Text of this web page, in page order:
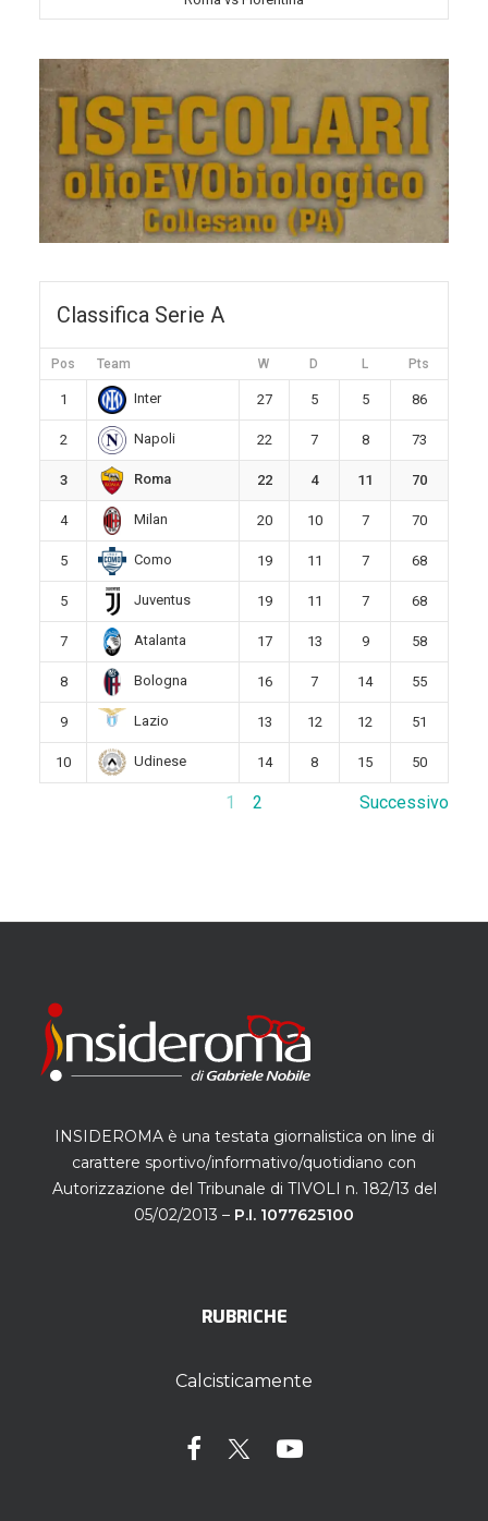
Classifica Serie A
Pos Team W D L Pts
1 Inter 27 5 5 86
2 Napoli 22 7 8 73
3 Roma 22 4 11 70
4 Milan 20 10 7 70
5 Como 19 11 7 68
5 Juventus 19 11 7 68
7 Atalanta 17 13 9 58
8 Bologna 16 7 14 55
9 Lazio 13 12 12 51
10 Udinese 14 8 15 50
1 2 Successivo
INSIDEROMA è una testata giornalistica on line di
carattere sportivo/informativo/quotidiano con
Autorizzazione del Tribunale di TIVOLI n. 182/13 del
05/02/2013 – P.I. 1077625100
RUBRICHE
Calcisticamente